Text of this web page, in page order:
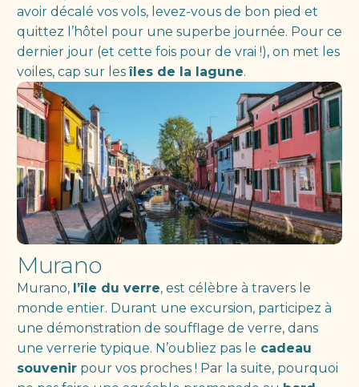
avoir décalé vos vols, levez-vous de bon pied et
quittez l’hôtel pour une superbe journée. Pour ce
dernier jour (et cette fois pour de vrai !), on met les
voiles, cap sur lesîles de la lagune.
Murano
Murano, l’île du verre, est célèbre à travers le
monde entier. Durant une excursion, participez à
une démonstration de soufflage de verre, dans
une verrerie typique. N’oubliez pas le cadeau
souvenirpour vos proches ! Par la suite, pourquoi